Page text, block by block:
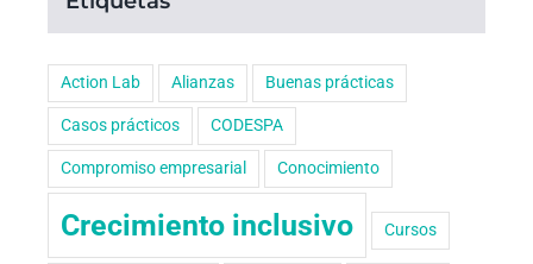
Action Lab Alianzas Buenas prácticas
Casos prácticos CODESPA
Compromiso empresarial Conocimiento
Crecimiento inclusivo Cursos